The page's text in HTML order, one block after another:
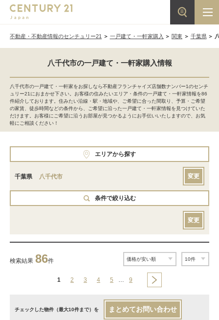
不動産・不動産情報のセンチュリー21 一戸建て・一軒家購入 関東 千葉県
八千代市の一戸建て・一軒家購入情報
八千代市の一戸建て・一軒家をお探しなら不動産フランチャイズ店舗数ナンバー1のセンチ
ュリー21におまかせ下さい。お客様の住みたいエリア・条件の一戸建て・一軒家情報を86
件紹介しております。住みたい沿線・駅・地域や、ご希望に合った間取り、予算・ご希望
の家賃、徒歩時間などの条件から、ご希望に沿った一戸建て・一軒家情報を見つけていた
だけます。お客様にご希望に沿うお部屋が見つかるようにお手伝いいたしますので、お気
軽にご相談ください！
エリアから探す
千葉県 八千代市 変更
条件で絞り込む
変更
検索結果 86件
1 2 3 4 5 … 9
チェックした物件（最大10件まで）を まとめてお問い合わせ